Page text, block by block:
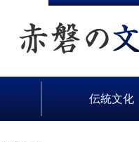
伝統文化